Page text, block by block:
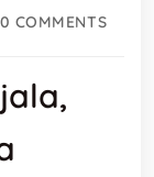
0 COMMENTS